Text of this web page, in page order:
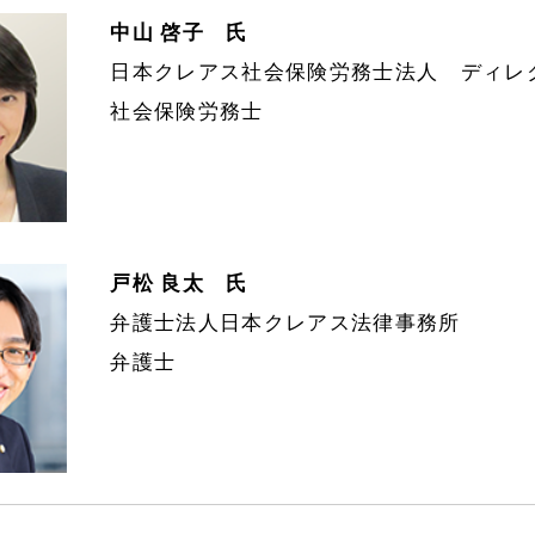
中山 啓子 氏
日本クレアス社会保険労務士法人 ディレ
社会保険労務士
戸松 良太 氏
弁護士法人日本クレアス法律事務所
弁護士